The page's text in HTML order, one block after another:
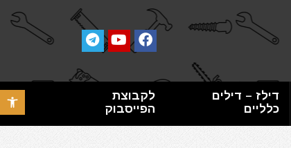
פתח
דילז – דילים
כלליים
לקבוצת
הפייסבוק